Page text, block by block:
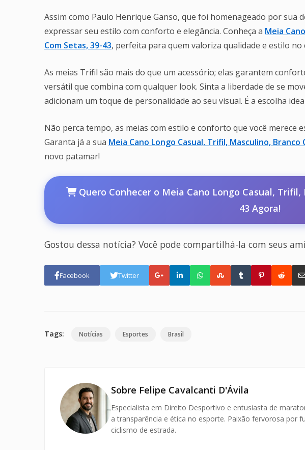
Assim como Paulo Henrique Ganso, que foi homenageado por sua
expressar seu estilo com conforto e elegância. Conheça a Meia
Com Setas, 39-43, perfeita para quem valoriza qualidade e estilo no
As meias Trifil são mais do que um acessório; elas garantem
versátil que combina com qualquer look. Sinta a liberdade de se
adicionam um toque de personalidade ao seu visual. É a escolha
Não perca tempo, as meias com estilo e conforto que você merece
Garanta já a sua Meia Cano Longo Casual, Trifil, Masculino, Branco
novo patamar!
Quero Conhecer o Meia Cano Longo Casual, Trifil,
43 Agora!
Gostou dessa notícia? Você pode compartilhá-la com seus
Facebook Twitter
Tags: Notícias Esportes Brasil
Sobre Felipe Cavalcanti D'Ávila
Especialista em Direito Desportivo e entusiasta de
a transparência e ética no esporte. Paixão fervorosa por
ciclismo de estrada.